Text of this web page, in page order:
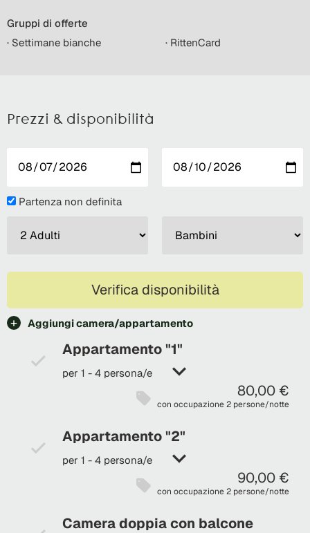
Gruppi di offerte
· Settimane bianche
· RittenCard
Prezzi & disponibilità
Partenza non definita
Verifica disponibilità
Aggiungi camera/appartamento
Appartamento "1"
per 1 - 4 persona/e
80,00 €
con occupazione 2 persone/notte
Appartamento "2"
per 1 - 4 persona/e
90,00 €
con occupazione 2 persone/notte
Camera doppia con balcone